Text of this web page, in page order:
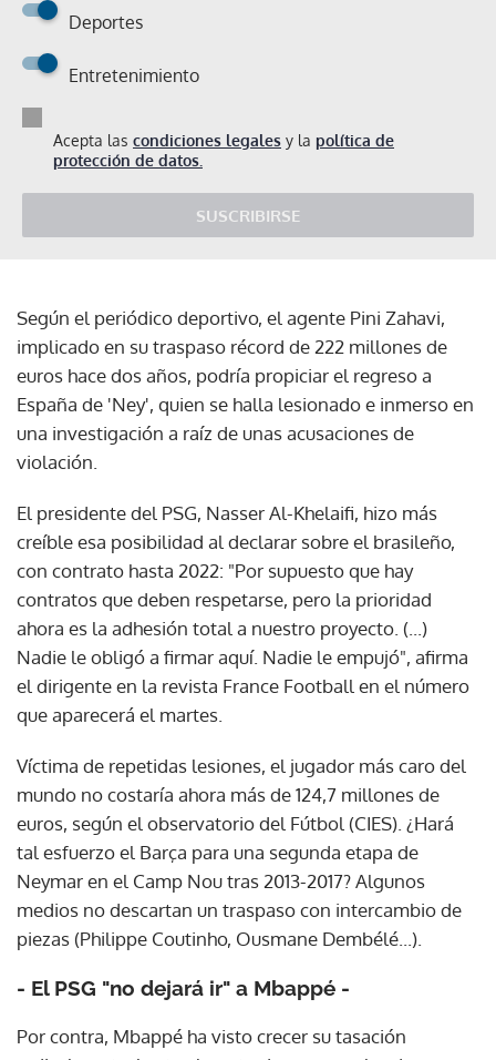
Deportes
Entretenimiento
Acepta las condiciones legales y la política de
protección de datos.
SUSCRIBIRSE
Según el periódico deportivo, el agente Pini Zahavi,
implicado en su traspaso récord de 222 millones de
euros hace dos años, podría propiciar el regreso a
España de 'Ney', quien se halla lesionado e inmerso en
una investigación a raíz de unas acusaciones de
violación.
El presidente del PSG, Nasser Al-Khelaifi, hizo más
creíble esa posibilidad al declarar sobre el brasileño,
con contrato hasta 2022: "Por supuesto que hay
contratos que deben respetarse, pero la prioridad
ahora es la adhesión total a nuestro proyecto. (...)
Nadie le obligó a firmar aquí. Nadie le empujó", afirma
el dirigente en la revista France Football en el número
que aparecerá el martes.
Víctima de repetidas lesiones, el jugador más caro del
mundo no costaría ahora más de 124,7 millones de
euros, según el observatorio del Fútbol (CIES). ¿Hará
tal esfuerzo el Barça para una segunda etapa de
Neymar en el Camp Nou tras 2013-2017? Algunos
medios no descartan un traspaso con intercambio de
piezas (Philippe Coutinho, Ousmane Dembélé...).
- El PSG "no dejará ir" a Mbappé -
Por contra, Mbappé ha visto crecer su tasación